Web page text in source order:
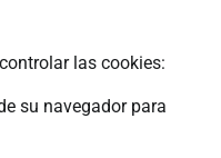
las cookies:
su navegador para